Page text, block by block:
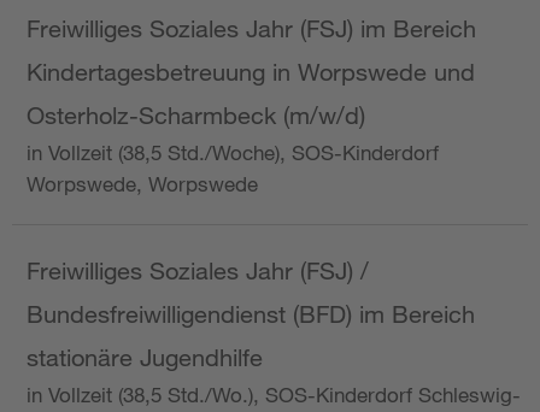
Freiwilliges Soziales Jahr (FSJ) im Bereich
Kindertagesbetreuung in Worpswede und
Osterholz-Scharmbeck (m/w/d)
in Vollzeit (38,5 Std./Woche), SOS-Kinderdorf
Worpswede, Worpswede
Freiwilliges Soziales Jahr (FSJ) /
Bundesfreiwilligendienst (BFD) im Bereich
stationäre Jugendhilfe
in Vollzeit (38,5 Std./Wo.), SOS-Kinderdorf Schleswig-